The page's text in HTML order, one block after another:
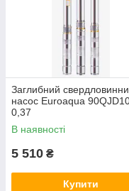
Заглибний
насос Euroaqua
0,37
В наявності
5 510 ₴
Купити